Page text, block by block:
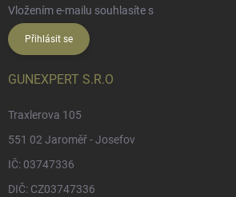
Vložením e-mailu souhlasíte s
Přihlásit se
GUNEXPERT S.R.O
Traxlerova 105
551 02 Jaroměř - Josefov
IČ: 03747336
DIČ: CZ03747336